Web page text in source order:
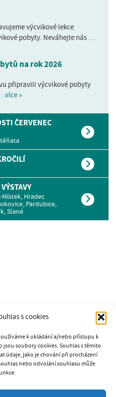
s cookies
k ukládání a/nebo přístupu k
soubory cookies. Souhlas s těmito
údaje, jako je chování při procházení
nebo odvolání souhlasu může
výcvikové lekce
pobyty. Neváhejte nás …
na rok 2026
připravili výcvikové pobyty
»
ČERVENEC
Hradec
Pardubice,
Slané